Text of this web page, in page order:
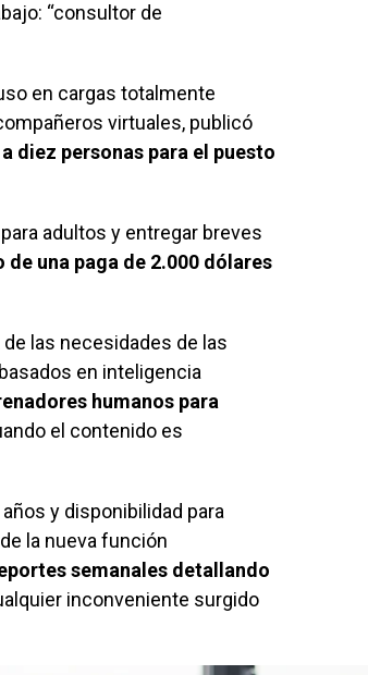
“consultor de
en cargas totalmente
virtuales, publicó
diez personas para el puesto
adultos y entregar breves
de una paga de 2.000 dólares
las necesidades de las
en inteligencia
humanos para
el contenido es
y disponibilidad para
la nueva función
semanales detallando
inconveniente surgido